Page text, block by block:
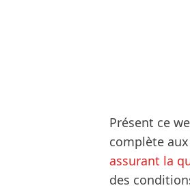
Présent ce
complète
assurant la
des